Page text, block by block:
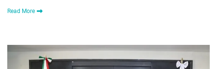
Read More